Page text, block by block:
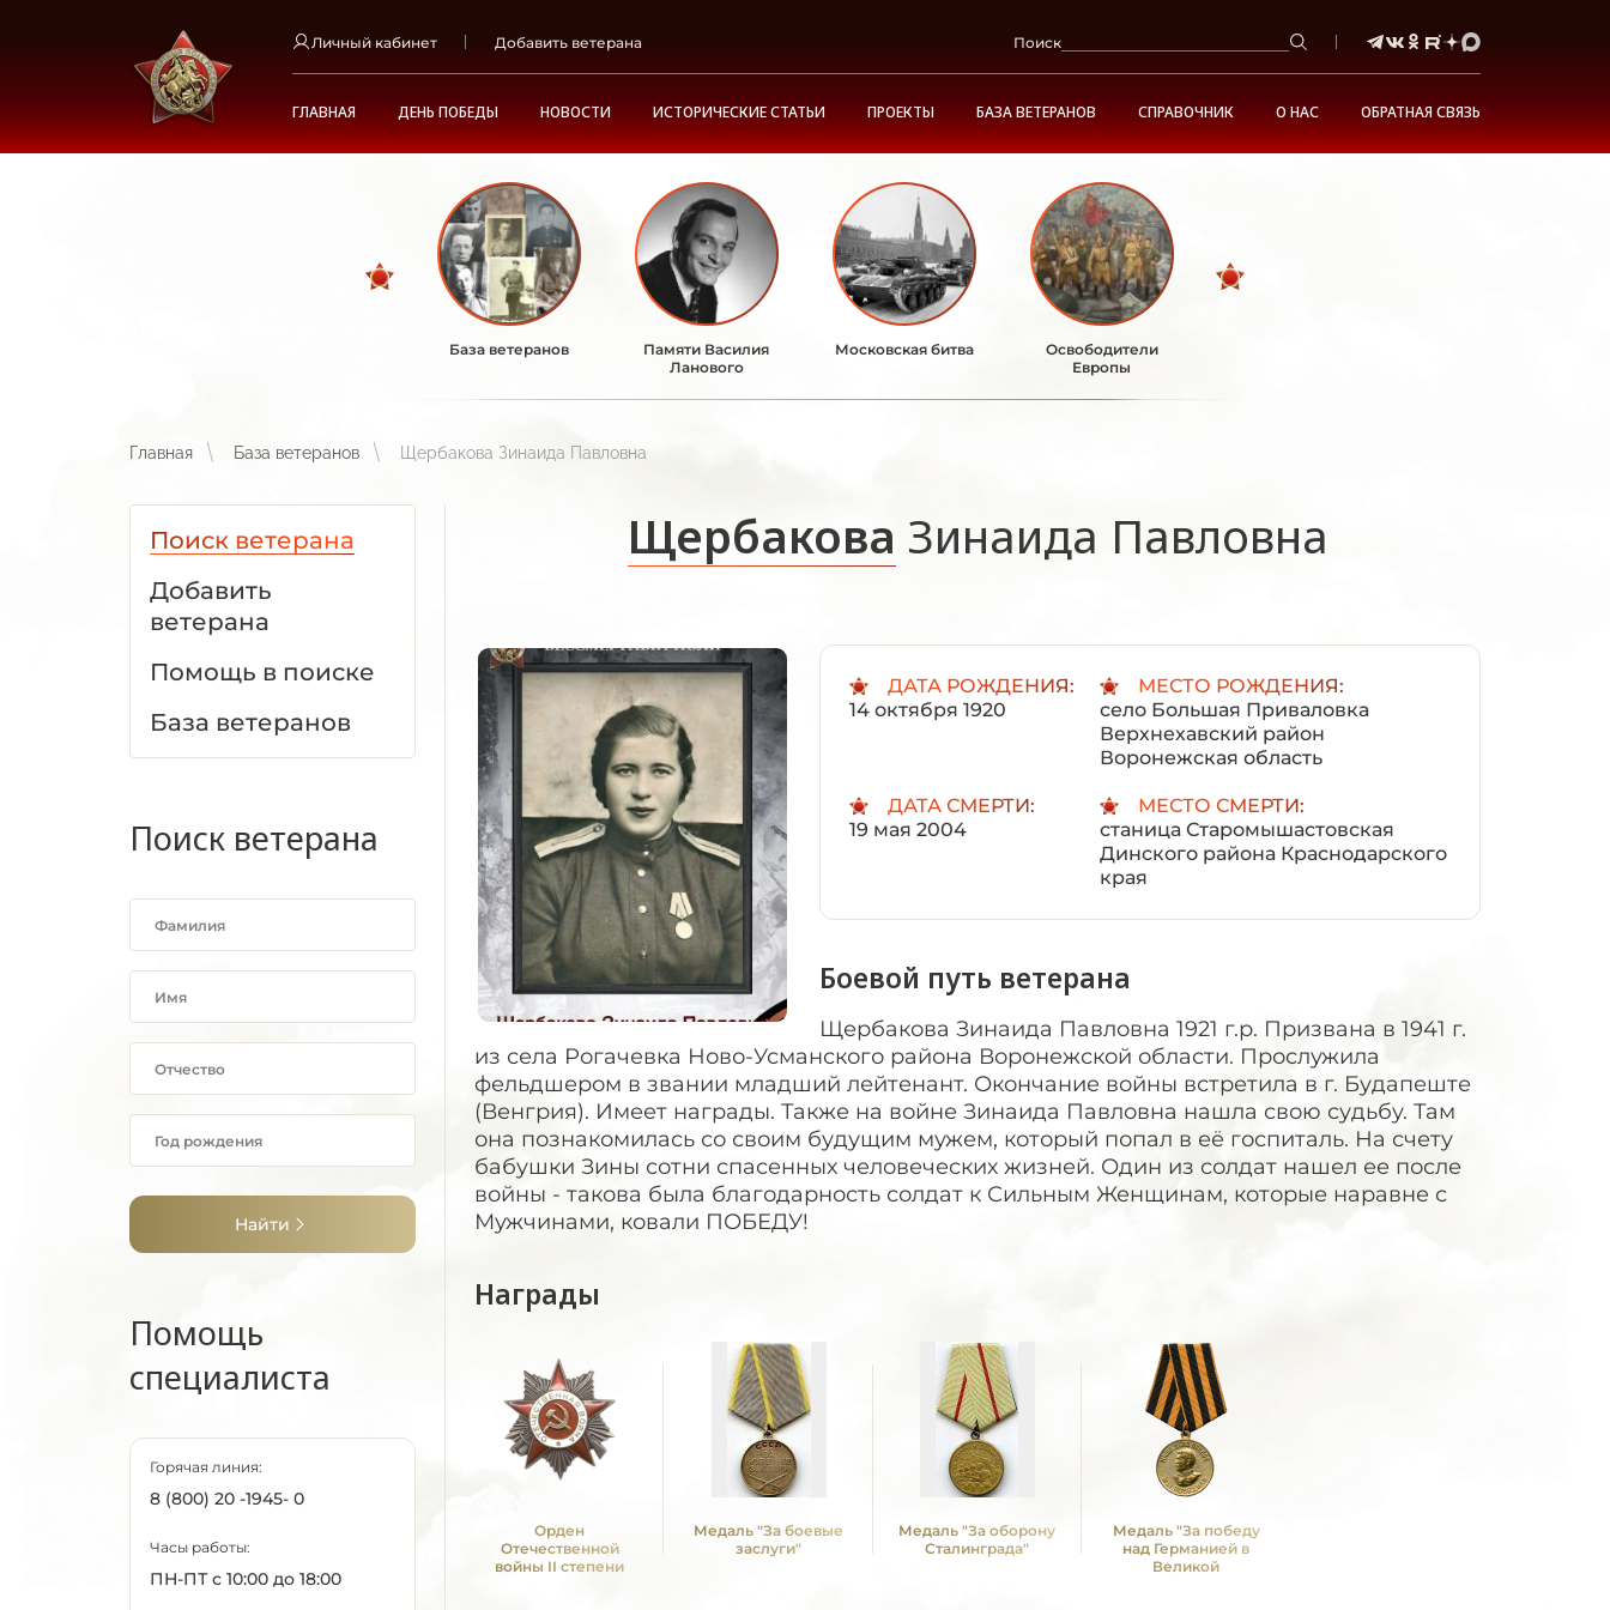
Личный кабинет Добавить ветерана Поиск
ГЛАВНАЯ ДЕНЬ ПОБЕДЫ НОВОСТИ ИСТОРИЧЕСКИЕ СТАТЬИ ПРОЕКТЫ БАЗА ВЕТЕРАНОВ СПРАВОЧНИК О НАС ОБРАТНАЯ СВЯЗЬ
База ветеранов
Памяти Василия
Ланового
Московская битва
Освободители
Европы
Главная База ветеранов Щербакова Зинаида Павловна
Поиск ветерана
Добавить
ветерана
Помощь в поиске
База ветеранов
Поиск ветерана
Найти
Помощь
специалиста
Горячая линия:
8 (800) 20 -1945- 0
Часы работы:
ПН-ПТ с 10:00 до 18:00
Щербакова Зинаида Павловна
ДАТА РОЖДЕНИЯ:
14 октября 1920
МЕСТО РОЖДЕНИЯ:
село Большая Приваловка
Верхнехавский район
Воронежская область
ДАТА СМЕРТИ:
19 мая 2004
МЕСТО СМЕРТИ:
станица Старомышастовская
Динского района Краснодарского
края
Боевой путь ветерана
Щербакова Зинаида Павловна 1921 г.р. Призвана в 1941 г.
из села Рогачевка Ново-Усманского района Воронежской области. Прослужила
фельдшером в звании младший лейтенант. Окончание войны встретила в г. Будапеште
(Венгрия). Имеет награды. Также на войне Зинаида Павловна нашла свою судьбу. Там
она познакомилась со своим будущим мужем, который попал в её госпиталь. На счету
бабушки Зины сотни спасенных человеческих жизней. Один из солдат нашел ее после
войны - такова была благодарность солдат к Сильным Женщинам, которые наравне с
Мужчинами, ковали ПОБЕДУ!
Награды
Орден
Отечественной
войны II степени
Медаль "За боевые
заслуги"
Медаль "За оборону
Сталинграда"
Медаль "За победу
над Германией в
Великой